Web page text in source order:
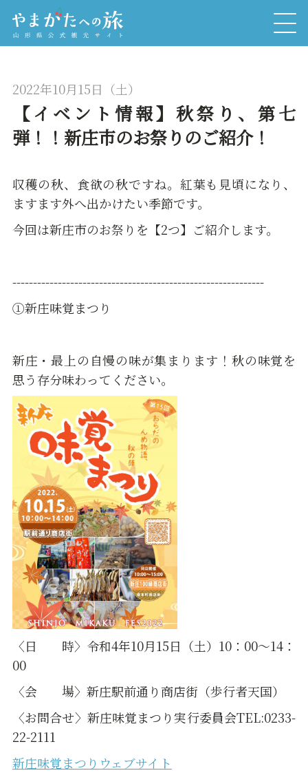
【イベント情報】秋祭り、第七
弾！！新庄市のお祭りのご紹介！
2022年10月15日（土）
収穫の秋、食欲の秋ですね。紅葉も見頃になり、
ますます外へ出かけたい季節です。
今回は新庄市のお祭りを【2つ】ご紹介します。
-------------------------------------------------------------
①新庄味覚まつり
新庄・最上の自慢の味が集まります！秋の味覚を
思う存分味わってください。
〈日 時〉令和4年10月15日（土）10：00～14：
00
〈会 場〉新庄駅前通り商店街（歩行者天国）
〈お問合せ〉新庄味覚まつり実行委員会TEL:0233-
22-2111
新庄味覚まつりウェブサイト